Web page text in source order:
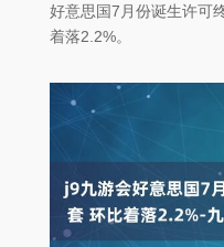
好意思国7月份诞生许可
着落2.2%。